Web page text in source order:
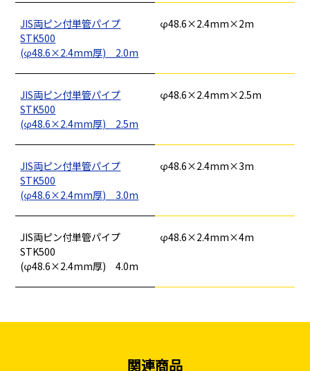
釘 ロープ・チェーン シート・ネット
フレコン・袋物 養生・フィルム ワイヤー・番線
型枠部材 基礎用部材 土木資材 テープ
シーリング剤・接着剤・スプレー等
建てる（建築）
コンクリート
を設ける
JIS両ピン付単管パイプ
STK500
(φ48.6×2.4mm厚) 2.0m
φ48.6×2.4mm×2m
JIS両ピン付単管パイプ
STK500
(φ48.6×2.4mm厚) 2.5m
φ48.6×2.4mm×2.5m
JIS両ピン付単管パイプ
STK500
(φ48.6×2.4mm厚) 3.0m
φ48.6×2.4mm×3m
JIS両ピン付単管パイプ
STK500
(φ48.6×2.4mm厚) 4.0m
φ48.6×2.4mm×4m
関連商品